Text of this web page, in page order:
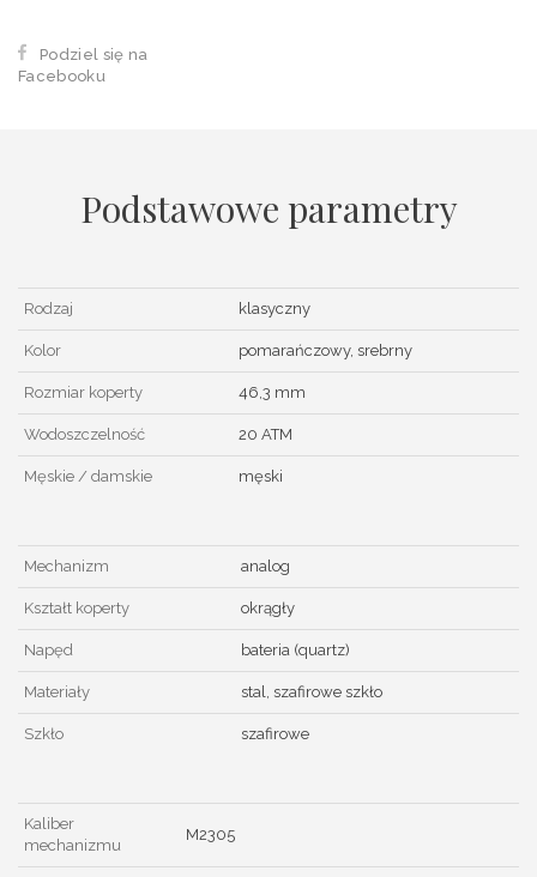
Podziel się na
Facebooku
Podstawowe parametry
Rodzaj klasyczny
Kolor pomarańczowy, srebrny
Rozmiar koperty 46,3 mm
Wodoszczelność 20 ATM
Męskie / damskie męski
Mechanizm analog
Kształt koperty okrągły
Napęd bateria (quartz)
Materiały stal, szafirowe szkło
Szkło szafirowe
Kaliber
mechanizmu
M2305